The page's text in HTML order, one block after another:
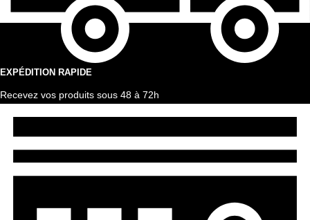
EXPÉDITION RAPIDE
Recevez vos produits sous 48 à 72h